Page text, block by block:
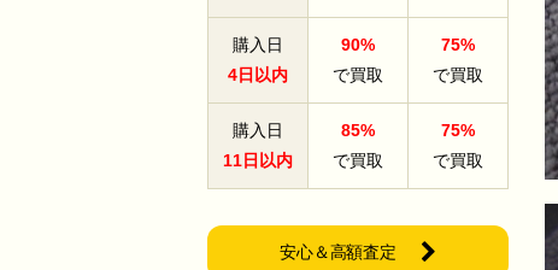
購入日
4日以内
90%
で買取
75%
で買取
購入日
11日以内
85%
で買取
75%
で買取
安心＆高額査定